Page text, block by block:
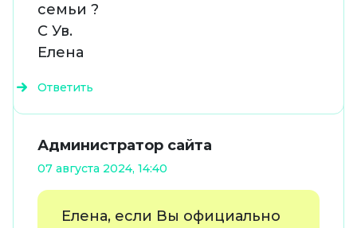
семьи ?
С Ув.
Елена
Ответить
Администратор сайта
07 августа 2024, 14:40
Елена, если Вы официально